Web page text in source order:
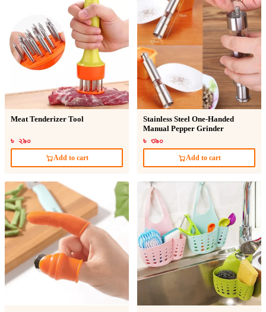
Meat Tenderizer Tool
৳ ২৯০
Add to cart
Stainless Steel One-Handed
Manual Pepper Grinder
৳ ৩৯০
Add to cart